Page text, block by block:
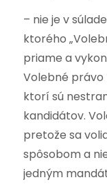
– nie je v
ktorého
priame a
Volebné právo
ktorí sú
kandidátov.
pretože sa
spôsobom a
jedným